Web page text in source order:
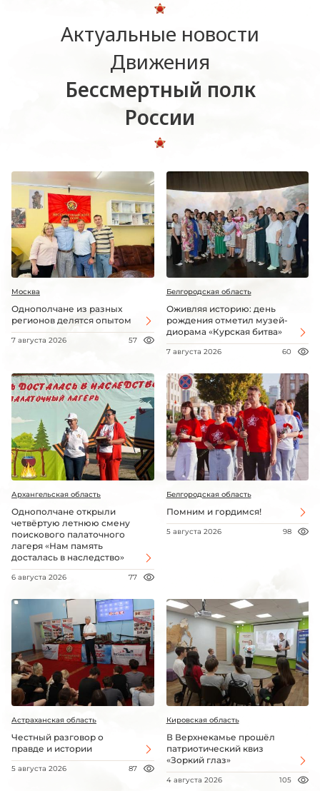
Актуальные новости
Движения
Бессмертный полк
России
Москва
Однополчане из разных
регионов делятся опытом
7 августа 2026 57
Белгородская область
Оживляя историю: день
рождения отметил музей-
диорама «Курская битва»
7 августа 2026 60
Архангельская область
Однополчане открыли
четвёртую летнюю смену
поискового палаточного
лагеря «Нам память
досталась в наследство»
6 августа 2026 77
Белгородская область
Помним и гордимся!
5 августа 2026 98
Астраханская область
Честный разговор о
правде и истории
5 августа 2026 87
Кировская область
В Верхнекамье прошёл
патриотический квиз
«Зоркий глаз»
4 августа 2026 105